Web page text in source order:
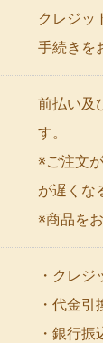
クレジッ
手続きを
前払い及
す。
※ご注文
が遅くな
※商品を
・クレ
・代金
・銀行